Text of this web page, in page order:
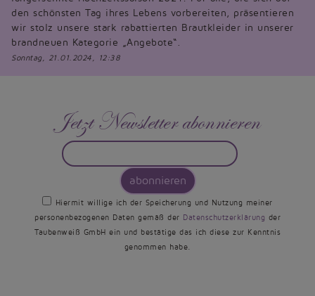
den schönsten Tag ihres Lebens vorbereiten, präsentieren
wir stolz unsere stark rabattierten Brautkleider in unserer
brandneuen Kategorie „Angebote“.
Sonntag, 21.01.2024, 12:38
Jetzt Newsletter abonnieren
abonnieren
Hiermit willige ich der Speicherung und Nutzung meiner
personenbezogenen Daten gemäß der Datenschutzerklärung der
Taubenweiß GmbH ein und bestätige das ich diese zur Kenntnis
genommen habe.